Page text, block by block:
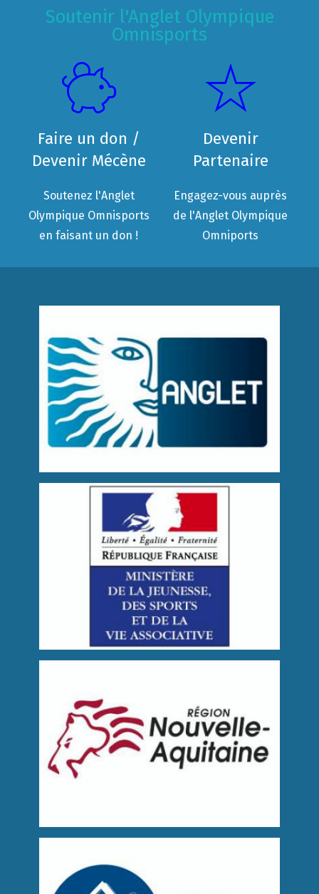
Soutenir l'Anglet Olympique
Omnisports
Faire un don /
Devenir Mécène
Soutenez l'Anglet
Olympique Omnisports
en faisant un don !
Devenir
Partenaire
Engagez-vous auprès
de l'Anglet Olympique
Omniports